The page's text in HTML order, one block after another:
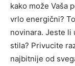
kako može Vaša
vrlo energični?
novinara. Jeste li
stila? Privucite
najbitnije od